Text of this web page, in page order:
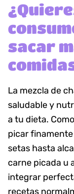
sacar
La mezcla de
saludable y
a tu dieta.
picar
setas hasta
carne picada u
integrar
recetas